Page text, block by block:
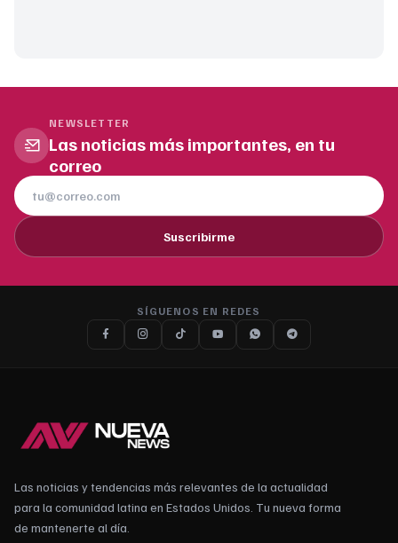
NEWSLETTER
Las noticias más importantes, en tu
correo
Suscribirme
SÍGUENOS EN REDES
Las noticias y tendencias más relevantes de la actualidad
para la comunidad latina en Estados Unidos. Tu nueva forma
de mantenerte al día.